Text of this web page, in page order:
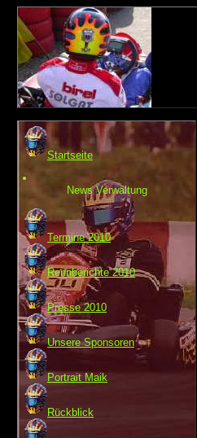
Startseite
News Verwaltung
Termine 2010
Rennberichte 2010
Presse 2010
Unsere Sponsoren
Portrait Maik
Rückblick